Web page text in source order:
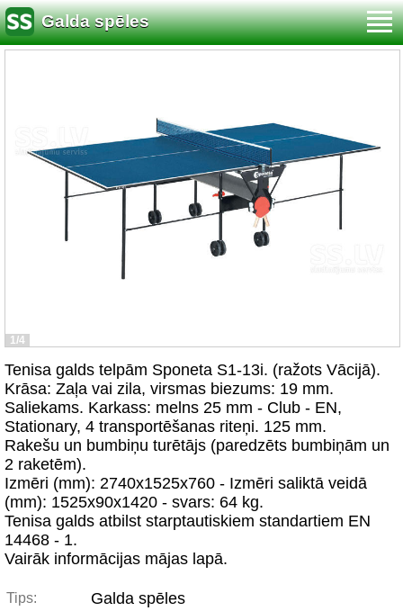
Galda spēles
1/4
Tenisa galds telpām Sponeta S1-13i. (ražots Vācijā).
Krāsa: Zaļa vai zila, virsmas biezums: 19 mm.
Saliekams. Karkass: melns 25 mm - Club - EN,
Stationary, 4 transportēšanas riteņi. 125 mm.
Rakešu un bumbiņu turētājs (paredzēts bumbiņām un
2 raketēm).
Izmēri (mm): 2740x1525x760 - Izmēri saliktā veidā
(mm): 1525x90x1420 - svars: 64 kg.
Tenisa galds atbilst starptautiskiem standartiem EN
14468 - 1.
Vairāk informācijas mājas lapā.
Tips: Galda spēles